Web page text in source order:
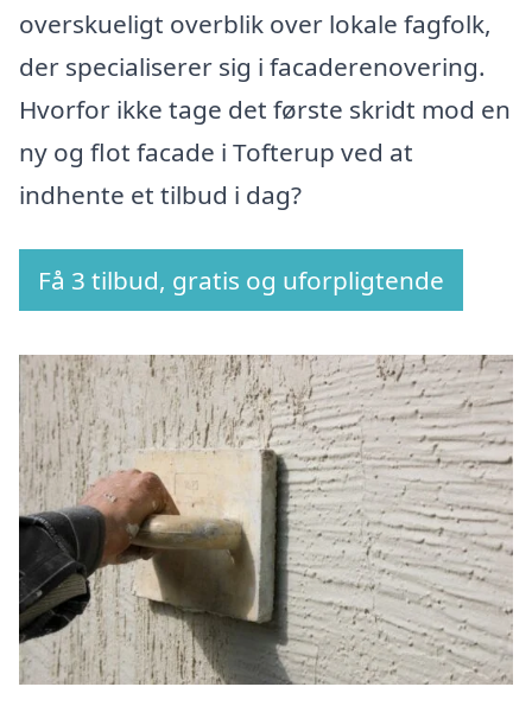
overskueligt overblik over lokale fagfolk,
der specialiserer sig i facaderenovering.
Hvorfor ikke tage det første skridt mod en
ny og flot facade i Tofterup ved at
indhente et tilbud i dag?
Få 3 tilbud, gratis og uforpligtende